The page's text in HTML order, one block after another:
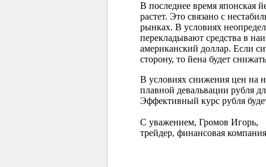
В последнее время
растет. Это связано с
рынках. В условиях
перекладывают средства в
американский доллар. Если
сторону, то йена будет
В условиях снижения цен на
плавной девальвации рубля
Эффективный курс рубля
С уважением, Громов Игорь,
трейдер, финансовая